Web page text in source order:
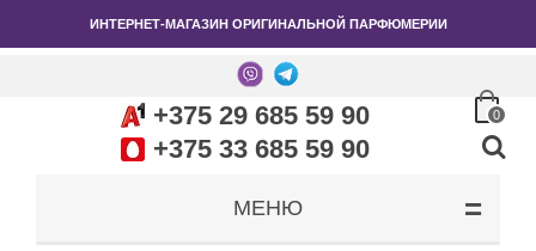
ИНТЕРНЕТ-МАГАЗИН ОРИГИНАЛЬНОЙ ПАРФЮМЕРИИ
+375 29 685 59 90
+375 33 685 59 90
0
МЕНЮ